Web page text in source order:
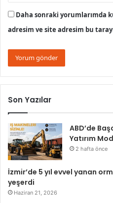
Daha sonraki yorumlarımda
adresim ve site adresim bu
Son Yazılar
ABD’de
Yatırım
2 hafta önce
İzmir’de 5 yıl evvel yanan
yeşerdi
Haziran 21, 2026